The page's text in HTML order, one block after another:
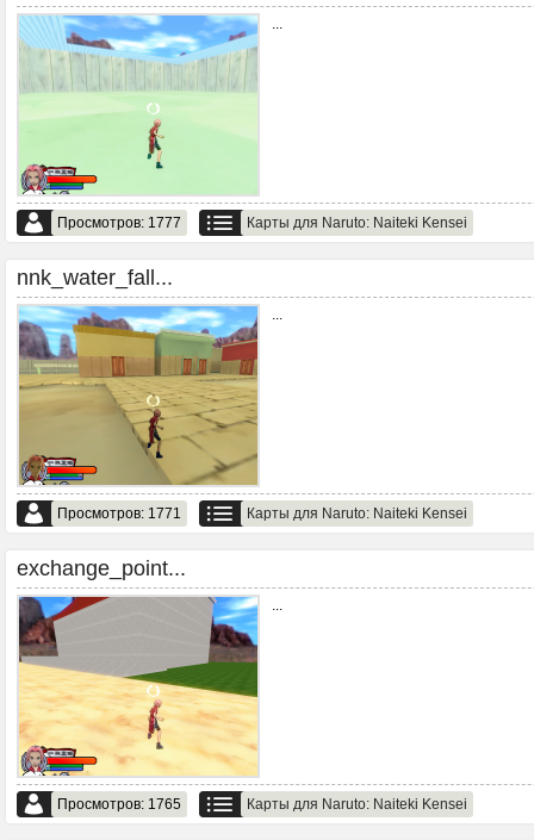
...
Просмотров: 1777 Карты для Naruto: Naiteki Kensei
nnk_water_fall...
...
Просмотров: 1771 Карты для Naruto: Naiteki Kensei
exchange_point...
...
Просмотров: 1765 Карты для Naruto: Naiteki Kensei